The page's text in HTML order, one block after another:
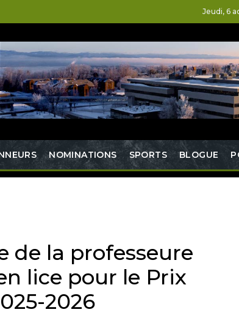
Jeudi, 6
NOMINATIONS SPORTS BLOGUE
de la professeure
lice pour le Prix
2026